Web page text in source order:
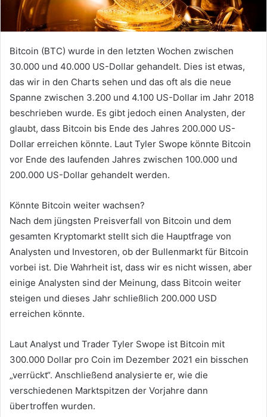
Bitcoin (BTC) wurde in den letzten Wochen zwischen
30.000 und 40.000 US-Dollar gehandelt. Dies ist etwas,
das wir in den Charts sehen und das oft als die neue
Spanne zwischen 3.200 und 4.100 US-Dollar im Jahr 2018
beschrieben wurde. Es gibt jedoch einen Analysten, der
glaubt, dass Bitcoin bis Ende des Jahres 200.000 US-
Dollar erreichen könnte. Laut Tyler Swope könnte Bitcoin
vor Ende des laufenden Jahres zwischen 100.000 und
200.000 US-Dollar gehandelt werden.
Könnte Bitcoin weiter wachsen?
Nach dem jüngsten Preisverfall von Bitcoin und dem
gesamten Kryptomarkt stellt sich die Hauptfrage von
Analysten und Investoren, ob der Bullenmarkt für Bitcoin
vorbei ist. Die Wahrheit ist, dass wir es nicht wissen, aber
einige Analysten sind der Meinung, dass Bitcoin weiter
steigen und dieses Jahr schließlich 200.000 USD
erreichen könnte.
Laut Analyst und Trader Tyler Swope ist Bitcoin mit
300.000 Dollar pro Coin im Dezember 2021 ein bisschen
„verrückt“. Anschließend analysierte er, wie die
verschiedenen Marktspitzen der Vorjahre dann
übertroffen wurden.